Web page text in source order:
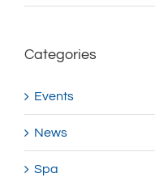
Categories
Events
News
Spa